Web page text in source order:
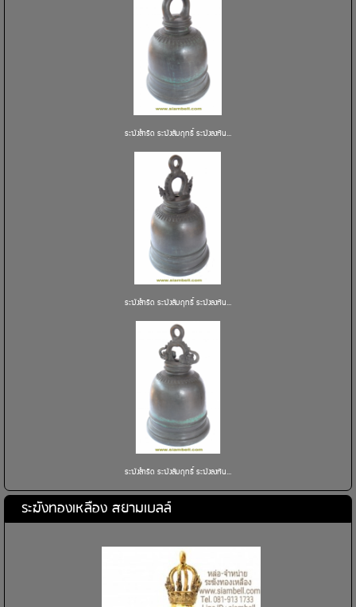
ระฆังสำริด ระฆังสัมฤทธิ์ ระฆังลงหิน...
ระฆังสำริด ระฆังสัมฤทธิ์ ระฆังลงหิน...
ระฆังสำริด ระฆังสัมฤทธิ์ ระฆังลงหิน...
ระฆังทองเหลือง สยามเบลล์